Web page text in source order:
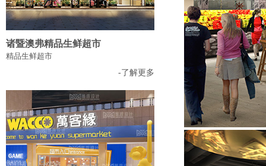
诸暨澳弗精品生鲜超市
精品生鲜超市
-了解更多